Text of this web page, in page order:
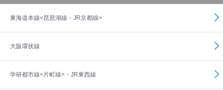
東海道本線<琵琶湖線・JR京都線>
大阪環状線
学研都市線<片町線>・JR東西線